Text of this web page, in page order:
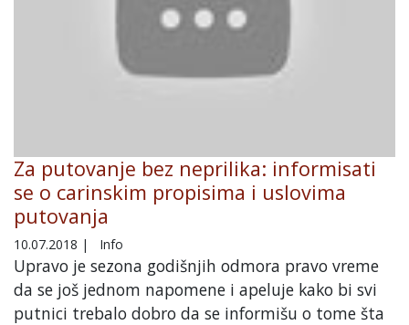
Za putovanje bez neprilika: informisati
se o carinskim propisima i uslovima
putovanja
10.07.2018 | Info
Upravo je sezona godišnjih odmora pravo vreme
da se još jednom napomene i apeluje kako bi svi
putnici trebalo dobro da se informišu o tome šta